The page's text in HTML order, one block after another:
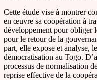
Cette étude vise à montrer
en œuvre sa coopération à
développement pour obliger
pour le retour de la
part, elle expose et analyse,
démocratisation au Togo.
processus de normalisation
reprise effective de la